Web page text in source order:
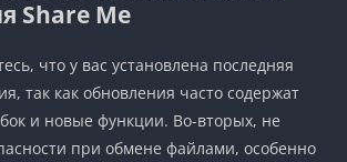
Share Me
что у вас установлена последняя
так как обновления часто содержат
и новые функции. Во-вторых, не
при обмене файлами, особенно